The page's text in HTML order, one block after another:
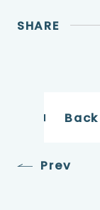
SHARE
Prev